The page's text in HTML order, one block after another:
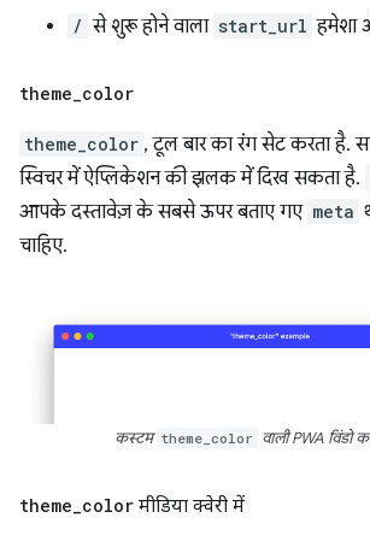
/ से शुरू होने वाला start_url हमेशा
theme_color
theme_color , टूल बार का रंग सेट करता है.
स्विचर में ऐप्लिकेशन की झलक में दिख सकता है.
आपके दस्तावेज़ के सबसे ऊपर बताए गए meta
चाहिए.
कस्टम theme_color वाली PWA विंडो
theme_color मीडिया क्वेरी में